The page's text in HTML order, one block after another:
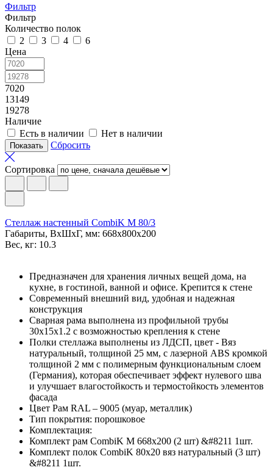
Фильтр
Фильтр
Количество полок
2
3 4
6
Цена
7020
13149
19278
Наличие
Есть в наличии
Нет в наличии
Сбросить
Сортировка
Стеллаж настенный CombiK M 80/3
Габариты, ВxШxГ, мм: 668x800x200
Вес, кг: 10.3
Предназначен для хранения личных вещей дома, на
кухне, в гостиной, ванной и офисе. Крепится к стене
Современный внешний вид, удобная и надежная
конструкция
Сварная рама выполнена из профильной трубы
30х15х1.2 с возможностью крепления к стене
Полки стеллажа выполнены из ЛДСП, цвет - Вяз
натуральный, толщиной 25 мм, с лазерной ABS кромкой
толщиной 2 мм с полимерным функциональным слоем
(Германия), которая обеспечивает эффект нулевого шва
и улучшает влагостойкость и термостойкость элементов
фасада
Цвет Рам RAL – 9005 (муар, металлик)
Тип покрытия: порошковое
Комплектация:
Комплект рам CombiK M 668x200 (2 шт) &#8211 1шт.
Комплект полок CombiK 80х20 вяз натуральный (3 шт)
&#8211 1шт.